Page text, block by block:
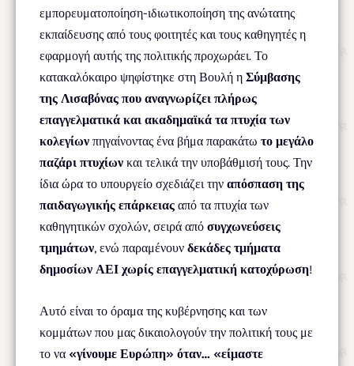
εμπορευματοποίηση-ιδιωτικοποίηση της ανώτατης
εκπαίδευσης από τους φοιτητές και τους καθηγητές η
εφαρμογή αυτής της πολιτικής προχωράει. Το
κατακαλόκαιρο ψηφίστηκε στη Βουλή η Σύμβασης
της Λισαβόνας που αναγνωρίζει πλήρως
επαγγελματικά και ακαδημαϊκά τα πτυχία των
κολεγίων πηγαίνοντας ένα βήμα παρακάτω το μεγάλο
παζάρι πτυχίων και τελικά την υποβάθμισή τους. Την
ίδια ώρα το υπουργείο σχεδιάζει την απόσπαση της
παιδαγωγικής επάρκειας από τα πτυχία των
καθηγητικών σχολών, σειρά από συγχωνεύσεις
τμημάτων, ενώ παραμένουν δεκάδες τμήματα
δημοσίων ΑΕΙ χωρίς επαγγελματική κατοχύρωση!
Αυτό είναι το όραμα της κυβέρνησης και των
κομμάτων που μας δικαιολογούν την πολιτική τους με
το να «γίνουμε Ευρώπη» όταν… «είμαστε